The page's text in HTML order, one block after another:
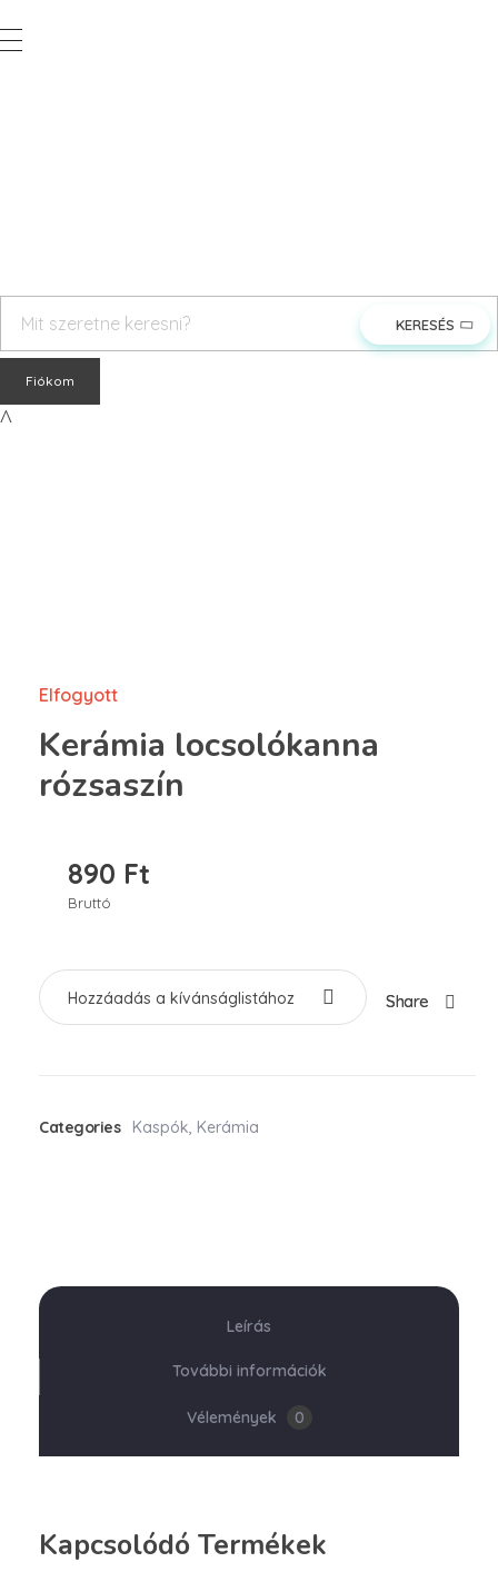
Vegyesker.hu
Legjobb dekor termékek
Fiókom
Kerámia locsolókanna
rózsaszín
890 Ft
Bruttó
Elfogyott
Hozzáadás a kívánságlistához Share
Categories Kaspók, Kerámia
Leírás
További információk
Vélemények 0
Kapcsolódó Termékek